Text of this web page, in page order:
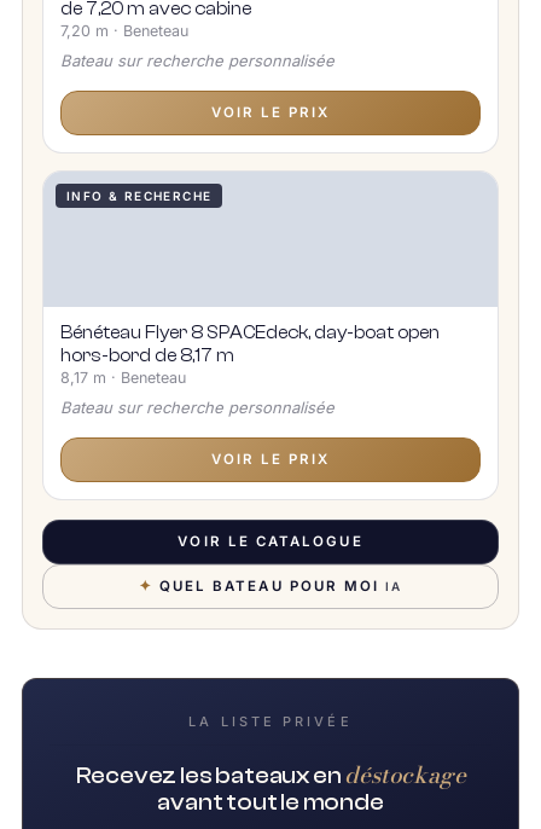
de 7,20 m avec cabine
7,20 m · Beneteau
Bateau sur recherche personnalisée
VOIR LE PRIX
INFO & RECHERCHE
Bénéteau Flyer 8 SPACEdeck, day-boat open
hors-bord de 8,17 m
8,17 m · Beneteau
Bateau sur recherche personnalisée
VOIR LE PRIX
VOIR LE CATALOGUE
✦ QUEL BATEAU POUR MOIIA
LA LISTE PRIVÉE
Recevez les bateaux en déstockage
avant tout le monde